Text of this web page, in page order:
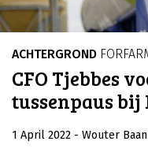
ACHTERGROND
CFO Tjebbes
tussenpaus bij
1 April 2022 - Wouter Baan